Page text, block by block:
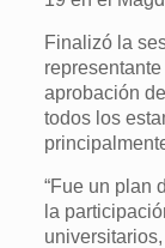
Finalizó la
aprobación
todos los
“Fue un plan
la